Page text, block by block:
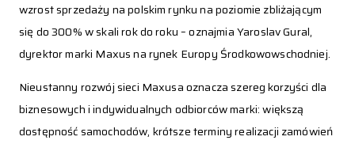
wzrost sprzedaży na polskim rynku na poziomie zbliżającym
się do 300% w skali rok do roku – oznajmia Yaroslav Gural,
dyrektor marki Maxus na rynek Europy Środkowowschodniej.
Nieustanny rozwój sieci Maxusa oznacza szereg korzyści dla
biznesowych i indywidualnych odbiorców marki: większą
dostępność samochodów, krótsze terminy realizacji zamówień